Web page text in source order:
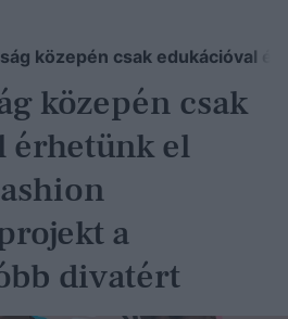
közepén csak edukációval
közepén csak
érhetünk el
a
divatért